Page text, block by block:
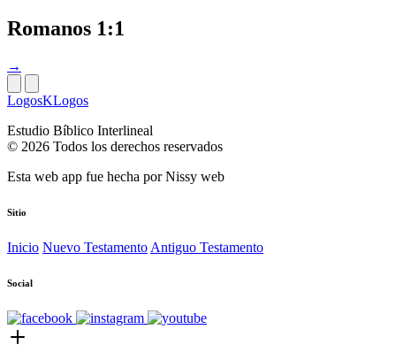
Romanos 1:1
→
LogosKLogos
Estudio Bíblico Interlineal
© 2026 Todos los derechos reservados
Esta web app fue hecha porNissy web
Sitio
Inicio Nuevo Testamento Antiguo Testamento
Social